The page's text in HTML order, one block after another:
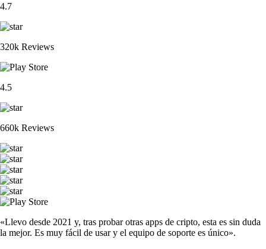
4.7
320k Reviews
4.5
660k Reviews
«Llevo desde 2021 y, tras probar otras apps de cripto, esta es sin duda
la mejor. Es muy fácil de usar y el equipo de soporte es único».